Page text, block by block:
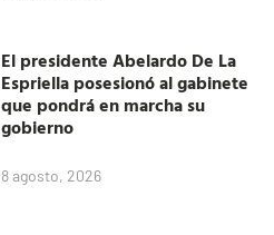
El presidente Abelardo De La
Espriella posesionó al gabinete
que pondrá en marcha su
gobierno
8 agosto, 2026